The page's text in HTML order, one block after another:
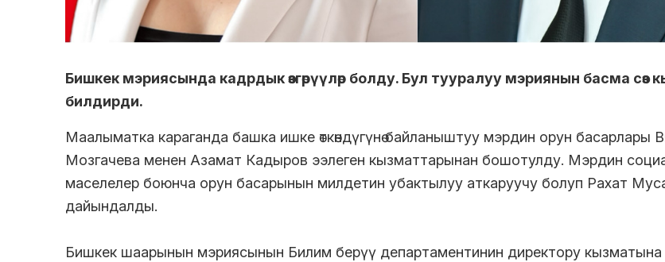
Бишкек мэриясында кадрдык өзгөрүүлөр болду. Бул тууралуу мэриянын басма сөз
билдирди.
Маалыматка караганда башка ишке өткөндүгүнө байланыштуу мэрдин орун басарлары
Мозгачева менен Азамат Кадыров ээлеген кызматтарынан бошотулду. Мэрдин
маселелер боюнча орун басарынын милдетин убактылуу аткаруучу болуп Рахат
дайындалды.
Бишкек шаарынын мэриясынын Билим берүү департаментинин директору